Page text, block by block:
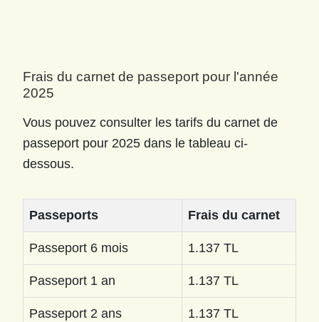
Frais du carnet de passeport pour l'année
2025
Vous pouvez consulter les tarifs du carnet de
passeport pour 2025 dans le tableau ci-
dessous.
Passeports Frais du carnet
Passeport 6 mois 1.137 TL
Passeport 1 an 1.137 TL
Passeport 2 ans 1.137 TL